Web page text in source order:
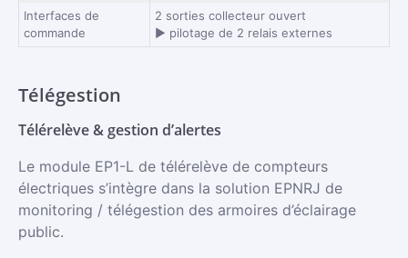
Interfaces de
commande
2 sorties collecteur ouvert
► pilotage de 2 relais externes
Télégestion
Télérelève & gestion d’alertes
Le module EP1-L de télérelève de compteurs
électriques s’intègre dans la solution EPNRJ de
monitoring / télégestion des armoires d’éclairage
public.